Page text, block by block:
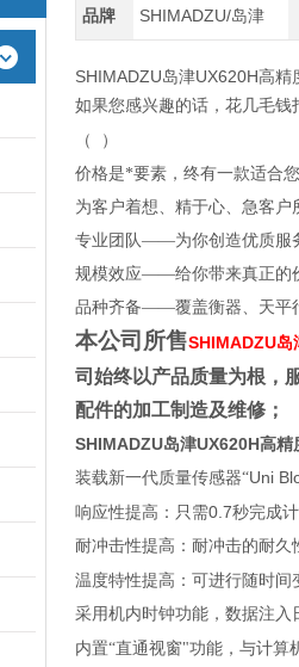
品牌 SHIMADZU/岛津
SHIMADZU岛津UX620H高
如果您感兴趣的话，花几毛钱
（
）
价格是*要素，终有一款适合您
为客户着想、精于心、急客户
专业团队——为你创造优质
规模效应——给你带来真正的
品种齐备——覆盖衡器、天平
本公司所售SHIMADZU岛
司始终以产品质量为根，
配件的加工制造及维修；
SHIMADZU岛津UX620H高
装载新一代质量传感器“Uni
响应性提高：只需0.7秒完成
耐冲击性提高：耐冲击的耐久
温度特性提高：可进行随时间
采用机内时钟功能，数据注入
内置“直通视窗"功能，与计算